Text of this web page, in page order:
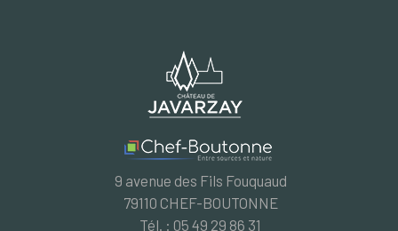
9 avenue des Fils Fouquaud
79110 CHEF-BOUTONNE
Tél. : 05 49 29 86 31